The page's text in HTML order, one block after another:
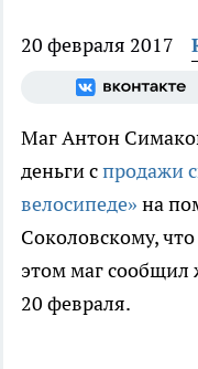
20 февраля 2017
Маг Антон
деньги спродажи
велосипеде» на
Соколовскому,
этом маг
20 февраля.